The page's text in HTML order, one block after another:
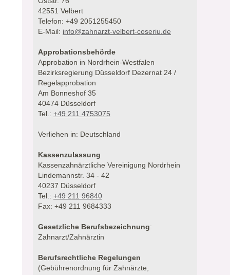
42551 Velbert
Telefon: +49 2051255450
E-Mail: info@zahnarzt-velbert-coseriu.de
Approbationsbehörde
Approbation in Nordrhein-Westfalen
Bezirksregierung Düsseldorf Dezernat 24 /
Regelapprobation
Am Bonneshof 35
40474 Düsseldorf
Tel.: +49 211 4753075
Verliehen in: Deutschland
Kassenzulassung
Kassenzahnärztliche Vereinigung Nordrhein
Lindemannstr. 34 - 42
40237 Düsseldorf
Tel.: +49 211 96840
Fax: +49 211 9684333
Gesetzliche Berufsbezeichnung:
Zahnarzt/Zahnärztin
Berufsrechtliche Regelungen
(Gebührenordnung für Zahnärzte,